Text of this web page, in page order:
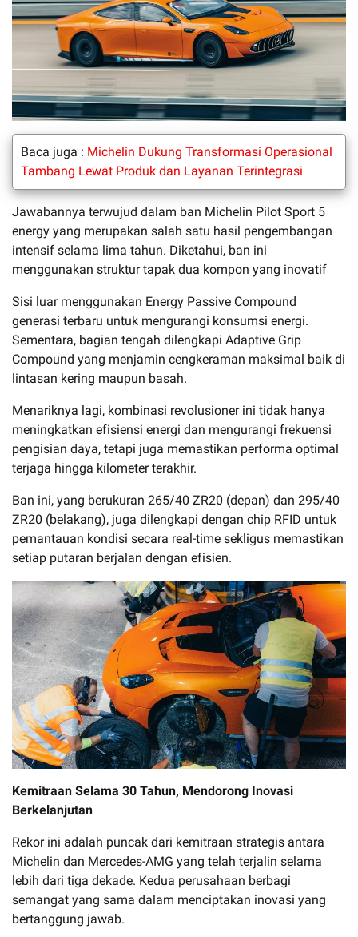
Baca juga : Michelin Dukung Transformasi Operasional
Tambang Lewat Produk dan Layanan Terintegrasi
Jawabannya terwujud dalam ban Michelin Pilot Sport 5
energy yang merupakan salah satu hasil pengembangan
intensif selama lima tahun. Diketahui, ban ini
menggunakan struktur tapak dua kompon yang inovatif
Sisi luar menggunakan Energy Passive Compound
generasi terbaru untuk mengurangi konsumsi energi.
Sementara, bagian tengah dilengkapi Adaptive Grip
Compound yang menjamin cengkeraman maksimal baik di
lintasan kering maupun basah.
Menariknya lagi, kombinasi revolusioner ini tidak hanya
meningkatkan efisiensi energi dan mengurangi frekuensi
pengisian daya, tetapi juga memastikan performa optimal
terjaga hingga kilometer terakhir.
Ban ini, yang berukuran 265/40 ZR20 (depan) dan 295/40
ZR20 (belakang), juga dilengkapi dengan chip RFID untuk
pemantauan kondisi secara real-time sekligus memastikan
setiap putaran berjalan dengan efisien.
Kemitraan Selama 30 Tahun, Mendorong Inovasi
Berkelanjutan
Rekor ini adalah puncak dari kemitraan strategis antara
Michelin dan Mercedes-AMG yang telah terjalin selama
lebih dari tiga dekade. Kedua perusahaan berbagi
semangat yang sama dalam menciptakan inovasi yang
bertanggung jawab.